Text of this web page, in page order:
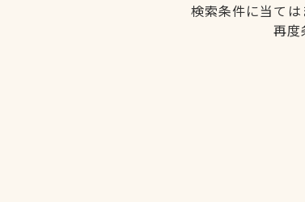
検索条件に当ては
再度